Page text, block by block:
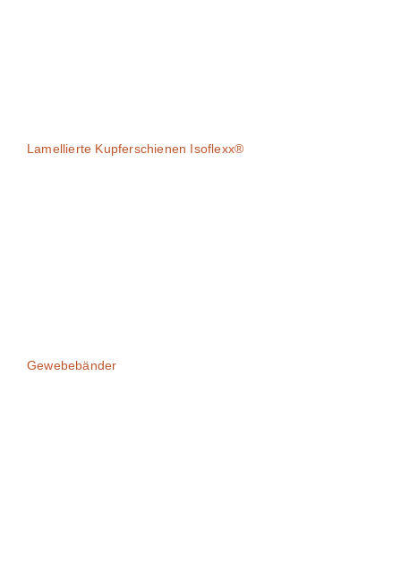
Lamellierte Kupferschienen​ Isoflexx®
Gewebebänder